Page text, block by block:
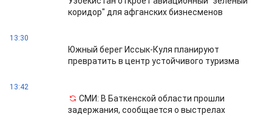
коридор" для афганских бизнесменов
13:30
Южный берег Иссык-Куля планируют
превратить в центр устойчивого туризма
13:42
СМИ: В Баткенской области прошли
задержания, сообщается о выстрелах